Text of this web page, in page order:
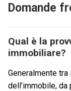
Domande
Qual è la
immobiliare?
Generalmente
dell’immobile,